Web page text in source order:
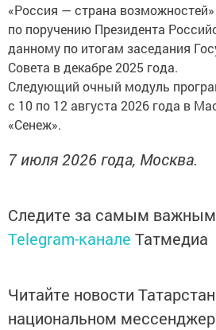
«Россия — страна
по поручению Президента
данному по итогам заседания
Совета в декабре 2025 года.
Следующий очный модуль
с 10 по 12 августа 2026 года в
«Сенеж».
7 июля 2026 года, Москва.
Следите за самым
Telegram-канале Татмедиа
Читайте новости
национальном